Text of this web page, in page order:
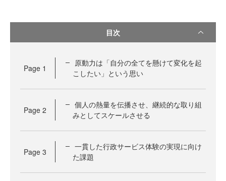
目次
Page 1
原動力は「自分の全てを懸けて変化を起
こしたい」という思い
Page 2
個人の熱量を伝播させ、継続的な取り組
みとしてスケールさせる
Page 3
一貫した行政サービス体験の実現に向け
た課題